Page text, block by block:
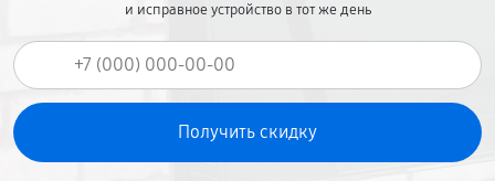
и исправное устройство в тот же день